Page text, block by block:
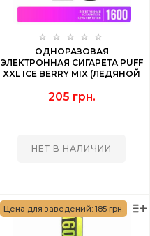
ОДНОРАЗОВАЯ
ЭЛЕКТРОННАЯ СИГАРЕТА PUFF
XXL ICE BERRY MIX (ЛЕДЯНОЙ
205 грн.
НЕТ В НАЛИЧИИ
Цена для заведений: 185 грн.